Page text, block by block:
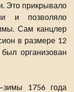
Это прикрывало
и позволяло
Сам канцлер
в размере 12
организован
1756 года